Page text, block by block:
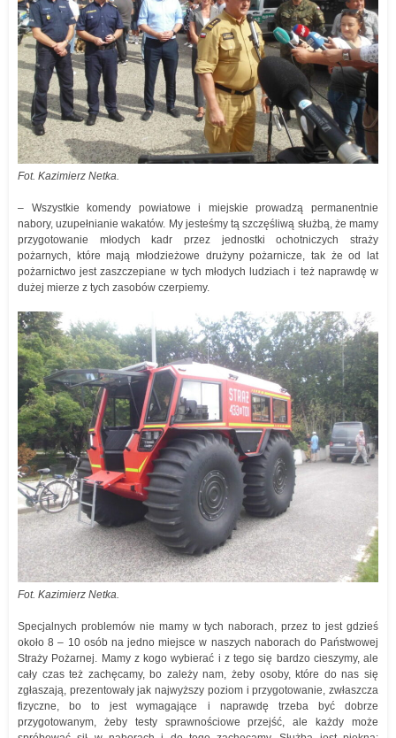
Fot. Kazimierz Netka.
– Wszystkie komendy powiatowe i miejskie prowadzą permanentnie
nabory, uzupełnianie wakatów. My jesteśmy tą szczęśliwą służbą, że mamy
przygotowanie młodych kadr przez jednostki ochotniczych straży
pożarnych, które mają młodzieżowe drużyny pożarnicze, tak że od lat
pożarnictwo jest zaszczepiane w tych młodych ludziach i też naprawdę w
dużej mierze z tych zasobów czerpiemy.
Fot. Kazimierz Netka.
Specjalnych problemów nie mamy w tych naborach, przez to jest gdzieś
około 8 – 10 osób na jedno miejsce w naszych naborach do Państwowej
Straży Pożarnej. Mamy z kogo wybierać i z tego się bardzo cieszymy, ale
cały czas też zachęcamy, bo zależy nam, żeby osoby, które do nas się
zgłaszają, prezentowały jak najwyższy poziom i przygotowanie, zwłaszcza
fizyczne, bo to jest wymagające i naprawdę trzeba być dobrze
przygotowanym, żeby testy sprawnościowe przejść, ale każdy może